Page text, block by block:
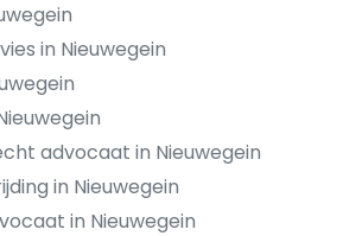
in Nieuwegein
advocaat in Nieuwegein
in Nieuwegein
in Nieuwegein